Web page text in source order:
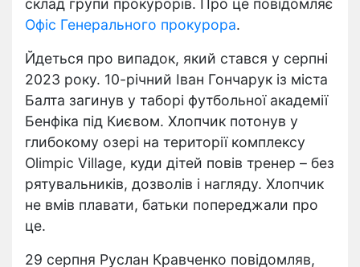
склад групи прокурорів. Про це повідомляє
Офіс Генерального прокурора.
Йдеться про випадок, який стався у серпні
2023 року. 10-річний Іван Гончарук із міста
Балта загинув у таборі футбольної академії
Бенфіка під Києвом. Хлопчик потонув у
глибокому озері на території комплексу
Olimpic Village, куди дітей повів тренер – без
рятувальників, дозволів і нагляду. Хлопчик
не вмів плавати, батьки попереджали про
це.
29 серпня Руслан Кравченко повідомляв,